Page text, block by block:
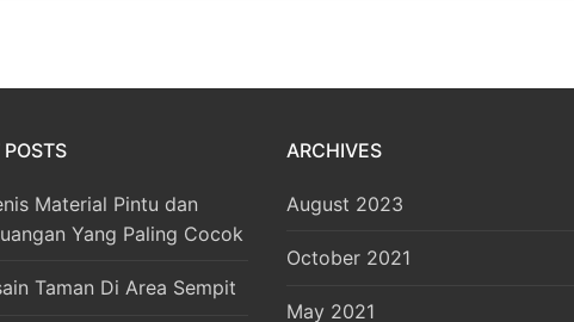
Material Pintu dan
Yang Paling Cocok
Taman Di Area Sempit
ARCHIVES
August 2023
October 2021
May 2021